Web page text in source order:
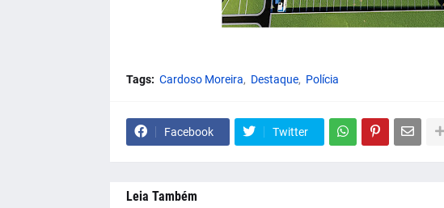
Tags: Cardoso Moreira Destaque Polícia
Facebook Twitter
Leia Também